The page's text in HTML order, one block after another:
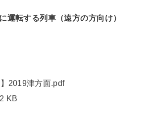
運転する列車（遠方の方向け）
2019津方面.pdf
KB